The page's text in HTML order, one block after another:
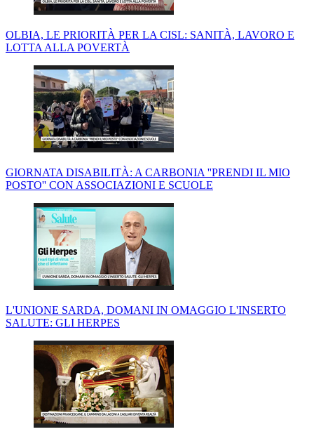
OLBIA, LE PRIORITÀ PER LA CISL: SANITÀ, LAVORO E
LOTTA ALLA POVERTÀ
GIORNATA DISABILITÀ: A CARBONIA ''PRENDI IL MIO
POSTO'' CON ASSOCIAZIONI E SCUOLE
L'UNIONE SARDA, DOMANI IN OMAGGIO L'INSERTO
SALUTE: GLI HERPES